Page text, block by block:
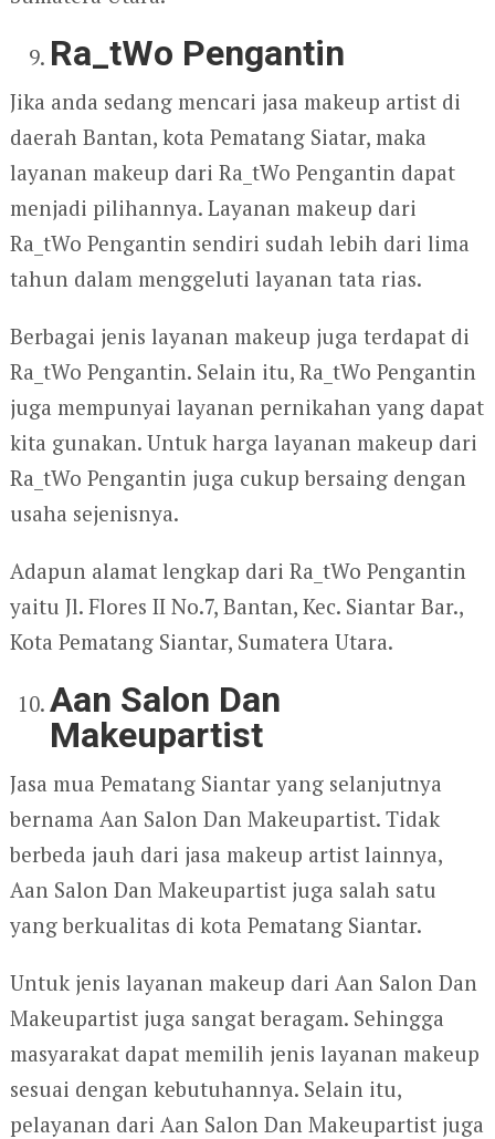
Ra_tWo Pengantin
Jika anda sedang mencari jasa makeup artist di
daerah Bantan, kota Pematang Siatar, maka
layanan makeup dari Ra_tWo Pengantin dapat
menjadi pilihannya. Layanan makeup dari
Ra_tWo Pengantin sendiri sudah lebih dari lima
tahun dalam menggeluti layanan tata rias.
Berbagai jenis layanan makeup juga terdapat di
Ra_tWo Pengantin. Selain itu, Ra_tWo Pengantin
juga mempunyai layanan pernikahan yang dapat
kita gunakan. Untuk harga layanan makeup dari
Ra_tWo Pengantin juga cukup bersaing dengan
usaha sejenisnya.
Adapun alamat lengkap dari Ra_tWo Pengantin
yaitu Jl. Flores II No.7, Bantan, Kec. Siantar Bar.,
Kota Pematang Siantar, Sumatera Utara.
Aan Salon Dan
Makeupartist
Jasa mua Pematang Siantar yang selanjutnya
bernama Aan Salon Dan Makeupartist. Tidak
berbeda jauh dari jasa makeup artist lainnya,
Aan Salon Dan Makeupartist juga salah satu
yang berkualitas di kota Pematang Siantar.
Untuk jenis layanan makeup dari Aan Salon Dan
Makeupartist juga sangat beragam. Sehingga
masyarakat dapat memilih jenis layanan makeup
sesuai dengan kebutuhannya. Selain itu,
pelayanan dari Aan Salon Dan Makeupartist juga